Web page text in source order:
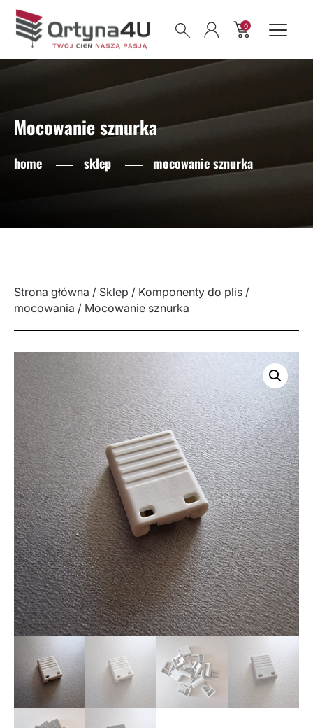
0
Mocowanie sznurka
home sklep mocowanie sznurka
Strona główna / Sklep / Komponenty do plis /
mocowania / Mocowanie sznurka